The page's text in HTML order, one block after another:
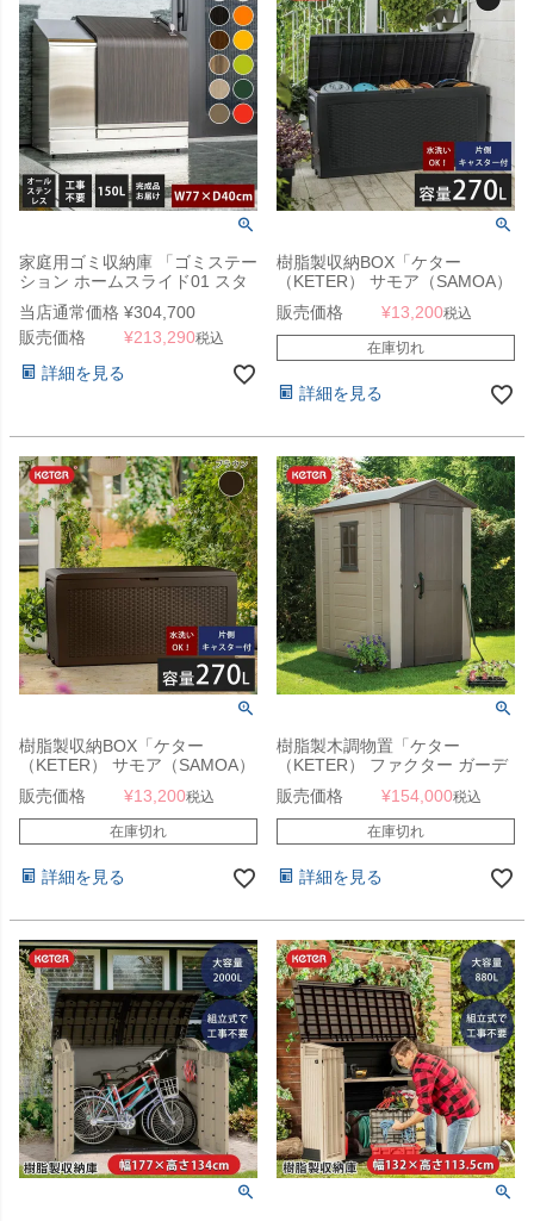
家庭用ゴミ収納庫 「ゴミステー
ション ホームスライド01 スタ
ンダードモデル オールステンレ
ス 150L」 （SG）
当店通常価格 ¥304,700
販売価格
¥213,290税込
詳細を見る
樹脂製収納BOX「ケター
（KETER） サモア（SAMOA）
ガーデンボックス 270L」
販売価格 ¥13,200税込
在庫切れ
詳細を見る
樹脂製収納BOX「ケター
（KETER） サモア（SAMOA）
ガーデンボックス 270L」
販売価格 ¥13,200税込
在庫切れ
詳細を見る
樹脂製木調物置「ケター
（KETER） ファクター ガーデ
ンシェッド 4×6 （FACTOR
4×6）」
販売価格 ¥154,000税込
在庫切れ
詳細を見る